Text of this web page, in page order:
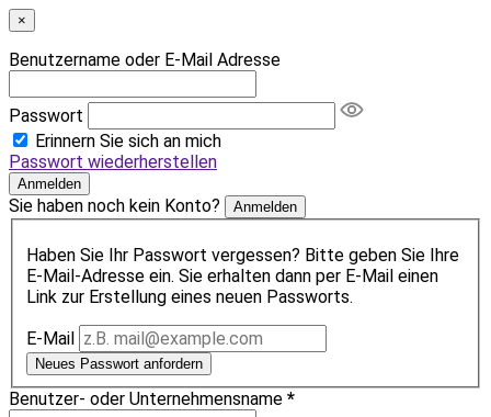
×
Benutzername oder E-Mail Adresse
Passwort
Erinnern Sie sich an mich
Passwort wiederherstellen
Anmelden
Sie haben noch kein Konto? Anmelden
Haben Sie Ihr Passwort vergessen? Bitte geben Sie Ihre
E-Mail-Adresse ein. Sie erhalten dann per E-Mail einen
Link zur Erstellung eines neuen Passworts.
E-Mail
Neues Passwort anfordern
Benutzer- oder Unternehmensname *